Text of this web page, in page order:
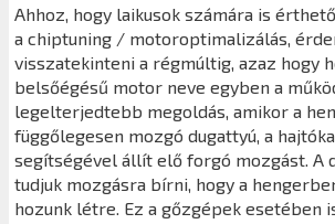
Ahhoz, hogy laikusok számára is
a chiptuning / motoroptimalizálás,
visszatekinteni a régmúltig, azaz hogy
belsőégésű motor neve egyben a
legelterjedtebb megoldás, amikor a
függőlegesen mozgó dugattyú, a
segítségével állít elő forgó mozgást. A
tudjuk mozgásra bírni, hogy a
hozunk létre. Ez a gőzgépek esetében